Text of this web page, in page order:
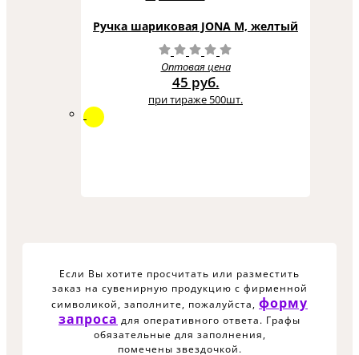
Ручка шариковая JONA M, желтый
Оптовая цена
45 руб.
при тираже 500шт.
Если Вы хотите просчитать или разместить
заказ на сувенирную продукцию с фирменной
символикой, заполните, пожалуйста, форму
запроса для оперативного ответа. Графы
обязательные для заполнения,
помечены звездочкой.